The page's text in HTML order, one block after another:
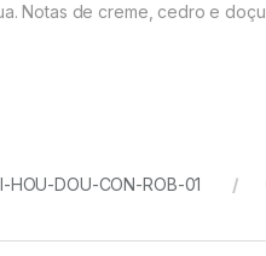
Notas de creme, cedro e
HOU-DOU-CON-ROB-01